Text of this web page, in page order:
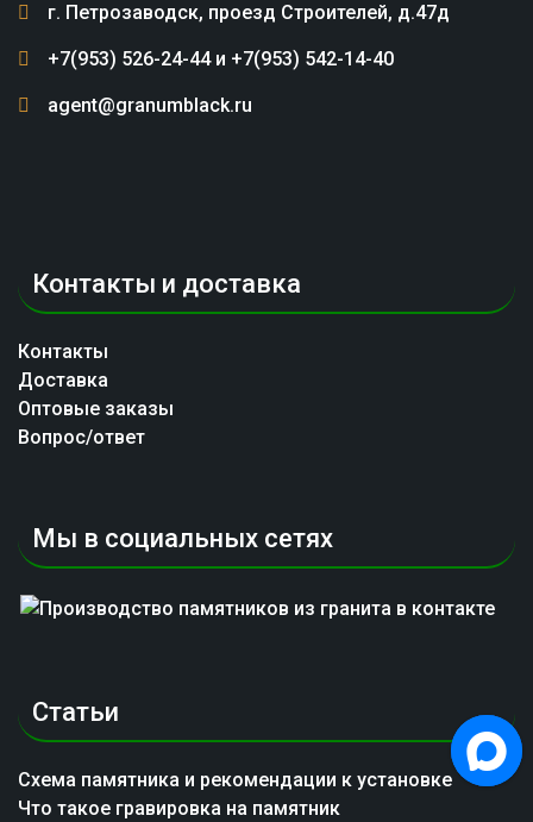
г. Петрозаводск, проезд Строителей, д.47д
+7(953) 526-24-44 и +7(953) 542-14-40
agent@granumblack.ru
Контакты и доставка
Контакты
Доставка
Оптовые заказы
Вопрос/ответ
Мы в социальных сетях
Статьи
Схема памятника и рекомендации к установке
Что такое гравировка на памятник